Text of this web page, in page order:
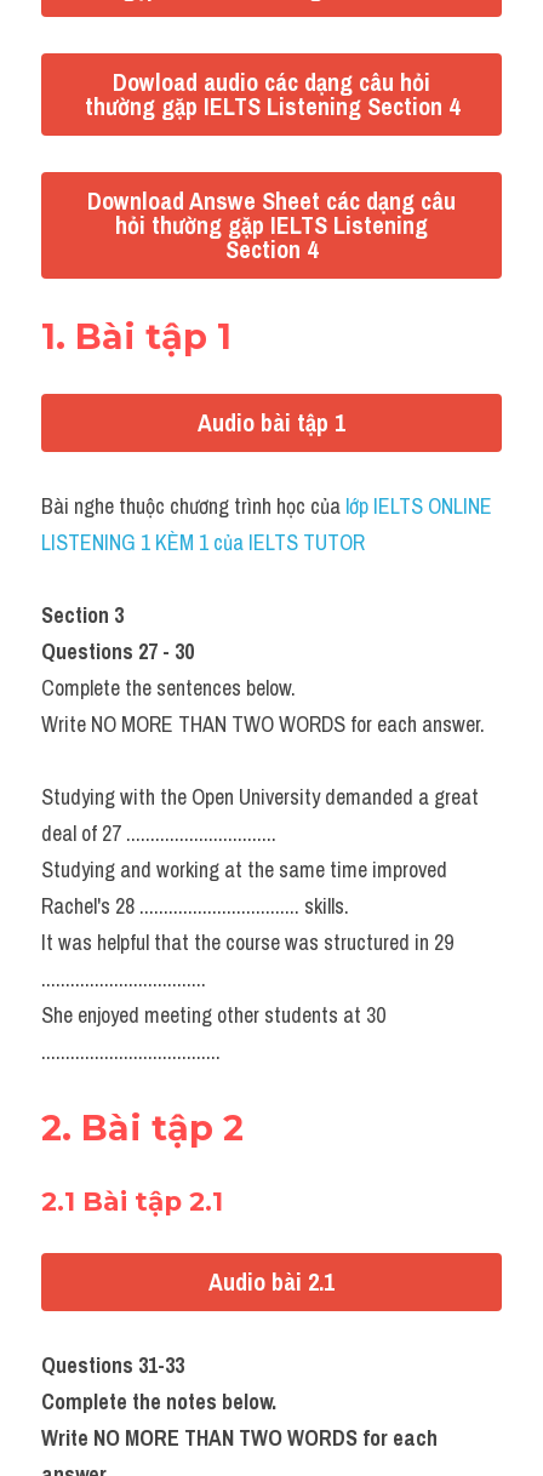
Dowload audio các dạng câu hỏi
thường gặp IELTS Listening Section 4
Download Answe Sheet các dạng câu
hỏi thường gặp IELTS Listening
Section 4
1. Bài tập 1
Audio bài tập 1
Bài nghe thuộc chương trình học của lớp IELTS ONLINE
LISTENING 1 KÈM 1 của IELTS TUTOR
Section 3
Questions 27 - 30
Complete the sentences below.
Write NO MORE THAN TWO WORDS for each answer.
Studying with the Open University demanded a great
deal of 27 ...............................
Studying and working at the same time improved
Rachel's 28 ................................. skills.
It was helpful that the course was structured in 29
..................................
She enjoyed meeting other students at 30
.....................................
2. Bài tập 2
2.1 Bài tập 2.1
Audio bài 2.1
Questions 31-33
Complete the notes below.
Write NO MORE THAN TWO WORDS for each